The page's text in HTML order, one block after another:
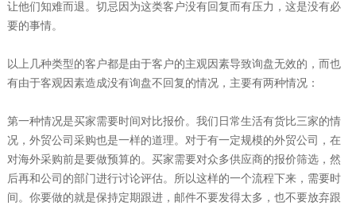
让他们知难而退。切忌因为这类客户没有回复而有压力，这是没有必
要的事情。
以上几种类型的客户都是由于客户的主观因素导致询盘无效的，而也
有由于客观因素造成没有询盘不回复的情况，主要有两种情况：
第一种情况是买家需要时间对比报价。我们日常生活有货比三家的情
况，外贸公司采购也是一样的道理。对于有一定规模的外贸公司，在
对海外采购前是要做预算的。买家需要对众多供应商的报价筛选，然
后再和公司的部门进行讨论评估。所以这样的一个流程下来，需要时
间。你要做的就是保持定期跟进，邮件不要发得太多，也不要放弃跟